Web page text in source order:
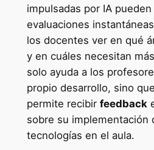
impulsadas por IA
evaluaciones
los docentes ver en qué
y en cuáles necesitan
solo ayuda a los
propio desarrollo, sino
permite recibir feedback
sobre su implementación
tecnologías en el aula.